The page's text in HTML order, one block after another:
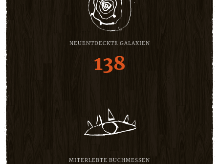
NEUENTDECKTE GALAXIEN
138
MITERLEBTE BUCHMESSEN